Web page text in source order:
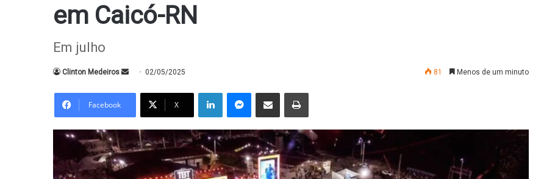
em Caicó-RN
Em julho
Clinton Medeiros
Mande
mail
02/05/2025 81 Menos de um minuto
Facebook X
LinkedinMessenger
Compartilhar via e-mail Imprimir